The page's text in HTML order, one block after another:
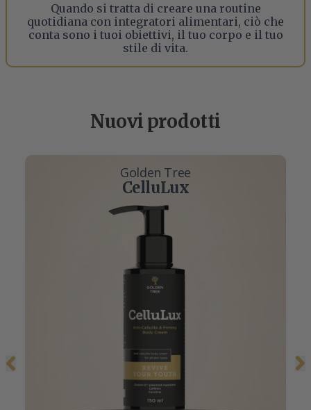
Quando si tratta di creare una routine
quotidiana con integratori alimentari, ciò che
conta sono i tuoi obiettivi, il tuo corpo e il tuo
stile di vita.
Nuovi prodotti
Golden Tree
CelluLux